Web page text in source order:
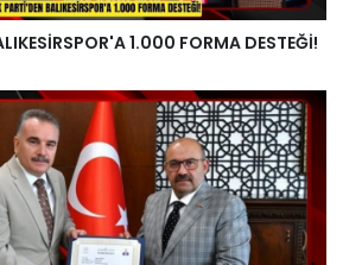
1.000 FORMA DESTEĞİ!